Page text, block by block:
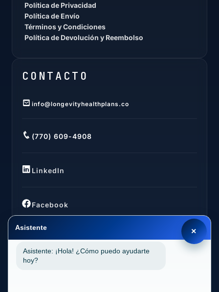
Política de Privacidad
Política de Envío
Términos y Condiciones
Política de Devolución y Reembolso
CONTACTO
info@longevityhealthplans.co
(770) 609-4908
LinkedIn
Facebook
UBICACIONES
×
Asistente
Asistente: ¡Hola! ¿Cómo puedo ayudarte
hoy?